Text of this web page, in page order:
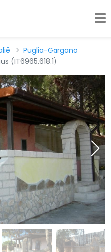
Puglia-Gargano
(IT6965.618.1)